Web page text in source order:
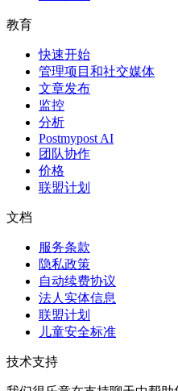
教育
快速开始
管理项目和社交媒体
文章发布
监控
分析
Postmypost AI
团队协作
价格
联盟计划
文档
服务条款
隐私政策
自动续费协议
法人实体信息
联盟计划
儿童安全标准
技术支持